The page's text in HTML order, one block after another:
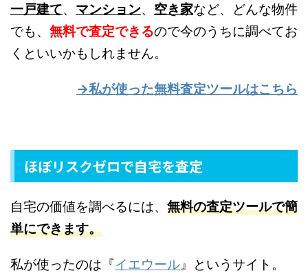
一戸建て、 マンション、 空き家など、どんな物件
でも、 無料で査定できるので今のうちに調べてお
くといいかもしれません。
→私が使った無料査定ツールはこちら
ほぼリスクゼロで自宅を査定
自宅の価値を調べるには、 無料の査定ツールで簡
単にできます。
私が使ったのは『イエウール』というサイト。